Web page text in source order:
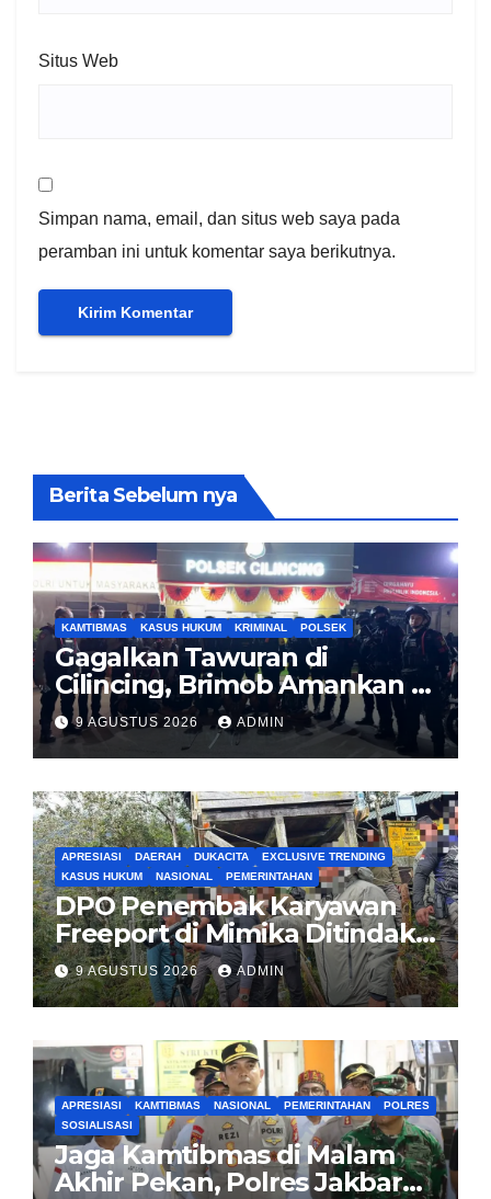
Situs Web
Simpan nama, email, dan situs web saya pada
peramban ini untuk komentar saya berikutnya.
Berita Sebelum nya
KAMTIBMAS KASUS HUKUM KRIMINAL POLSEK
Gagalkan Tawuran di
Cilincing, Brimob Amankan 5
Pemuda dan 2 Bilah Parang
9 AGUSTUS 2026 ADMIN
APRESIASI DAERAH DUKACITA
EXCLUSIVE TRENDING
KASUS HUKUM
NASIONAL PEMERINTAHAN
DPO Penembak Karyawan
Freeport di Mimika Ditindak
Satgas Amole-2026 di
Tembagapura
9 AGUSTUS 2026 ADMIN
APRESIASI KAMTIBMAS NASIONAL PEMERINTAHAN
POLRES
SOSIALISASI
Jaga Kamtibmas di Malam
Akhir Pekan, Polres Jakbar